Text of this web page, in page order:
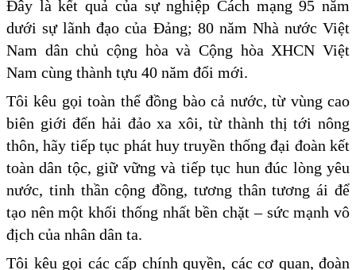
Đây là kết quả của sự nghiệp Cách mạng 95 năm
dưới sự lãnh đạo của Đảng; 80 năm Nhà nước Việt
Nam dân chủ cộng hòa và Cộng hòa XHCN Việt
Nam cùng thành tựu 40 năm đổi mới.
Tôi kêu gọi toàn thể đồng bào cả nước, từ vùng cao
biên giới đến hải đảo xa xôi, từ thành thị tới nông
thôn, hãy tiếp tục phát huy truyền thống đại đoàn kết
toàn dân tộc, giữ vững và tiếp tục hun đúc lòng yêu
nước, tinh thần cộng đồng, tương thân tương ái để
tạo nên một khối thống nhất bền chặt – sức mạnh vô
địch của nhân dân ta.
Tôi kêu gọi các cấp chính quyền, các cơ quan, đoàn